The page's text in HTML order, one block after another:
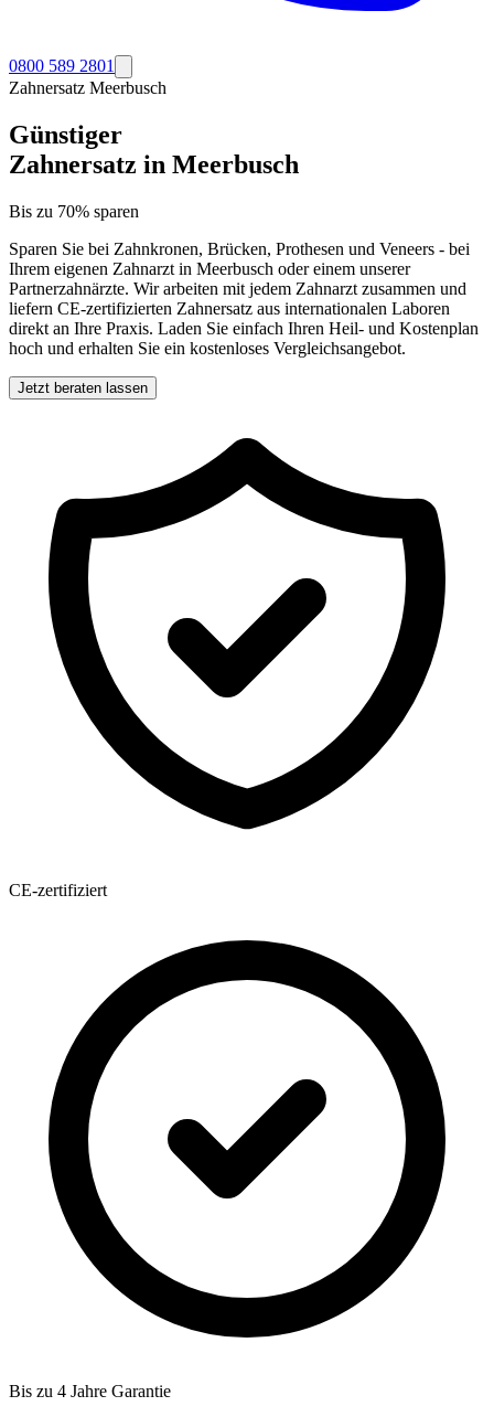
0800 589 2801
Zahnersatz Meerbusch
Günstiger
Zahnersatz in Meerbusch
Bis zu 70% sparen
Sparen Sie bei Zahnkronen, Brücken, Prothesen und Veneers - bei
Ihrem eigenen Zahnarzt in Meerbusch oder einem unserer
Partnerzahnärzte. Wir arbeiten mit jedem Zahnarzt zusammen und
liefern CE-zertifizierten Zahnersatz aus internationalen Laboren
direkt an Ihre Praxis. Laden Sie einfach Ihren Heil- und Kostenplan
hoch und erhalten Sie ein kostenloses Vergleichsangebot.
Jetzt beraten lassen
CE-zertifiziert
Bis zu 4 Jahre Garantie